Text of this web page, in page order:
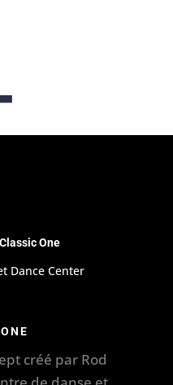
Classic One
Dance Center
créé par Rod